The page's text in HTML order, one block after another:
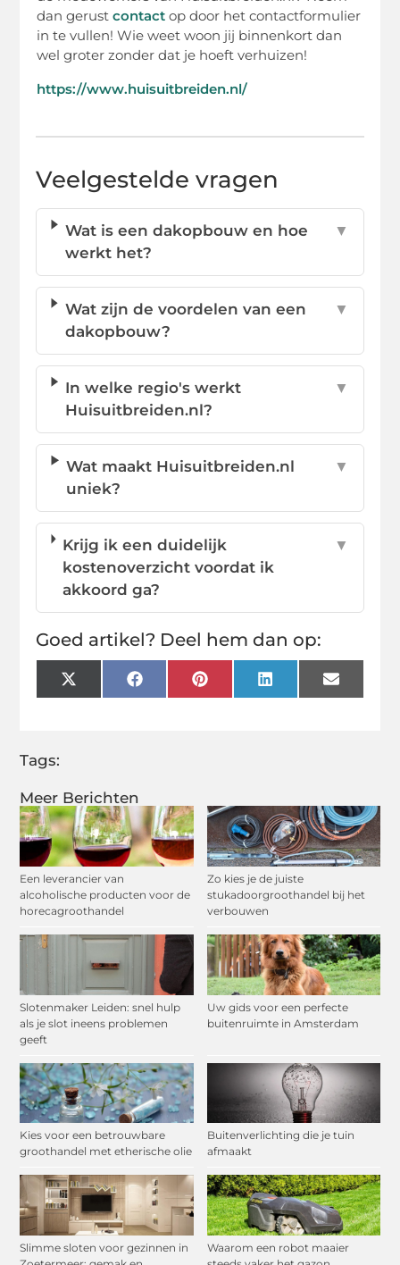
Meer Berichten
Een leverancier van
alcoholische producten voor de
horecagroothandel
Zo kies je de juiste
stukadoorgroothandel bij het
verbouwen
Slotenmaker Leiden: snel hulp
als je slot ineens problemen
geeft
Uw gids voor een perfecte
buitenruimte in Amsterdam
Kies voor een betrouwbare
groothandel met etherische olie
Buitenverlichting die je tuin
afmaakt
Slimme sloten voor gezinnen in
Waarom een robot maaier
dan gerustcontact op door het contactformulier
in te vullen! Wie weet woon jij binnenkort dan
wel groter zonder dat je hoeft verhuizen!
https://www.huisuitbreiden.nl/
Veelgestelde vragen
Wat is een dakopbouw en hoe
werkt het?
▼
Wat zijn de voordelen van een
dakopbouw?
▼
In welke regio's werkt
Huisuitbreiden.nl?
▼
Wat maakt Huisuitbreiden.nl
uniek?
▼
Krijg ik een duidelijk
kostenoverzicht voordat ik
akkoord ga?
▼
Goed artikel? Deel hem dan op:
X
(Twitter)
FacebookPinterestLinkedInEmail
Tags: